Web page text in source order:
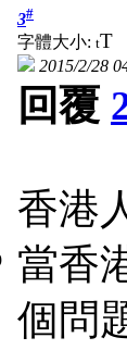
3#
字體大小: tT
2015/2/28
回覆
香港
當香
個問